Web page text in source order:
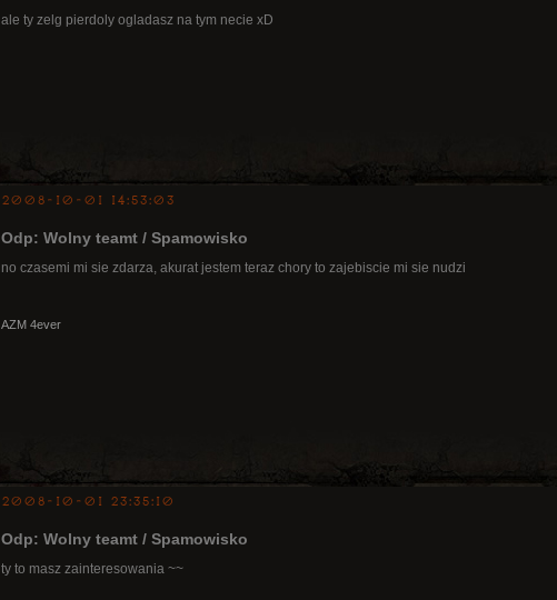
ale ty zelg pierdoly ogladasz na tym necie xD
2008-10-01 14:53:03
Odp: Wolny teamt / Spamowisko
no czasemi mi sie zdarza, akurat jestem teraz chory to zajebiscie mi sie nudzi
AZM 4ever
2008-10-01 23:35:10
Odp: Wolny teamt / Spamowisko
ty to masz zainteresowania ~~